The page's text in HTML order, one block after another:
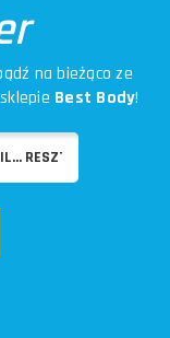
na bieżąco ze
Best Body!